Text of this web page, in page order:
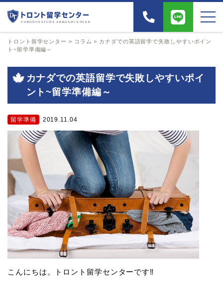
トロント留学センター > コラム > カナダでの英語留学で失敗しやすいポイン
ト~留学準備編～
カナダでの英語留学で失敗しやすいポイ
ント~留学準備編～
留学準備 2019.11.04
こんにちは。トロント留学センターです‼